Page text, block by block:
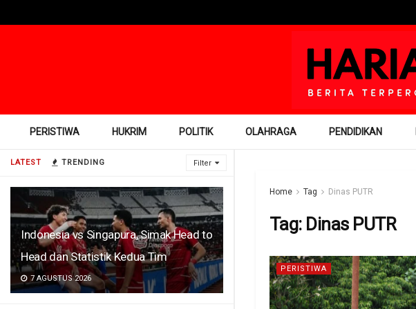
LATEST TRENDING Filter
Indonesia vs Singapura, Simak Head to
Head dan Statistik Kedua Tim
7 AGUSTUS 2026
PERISTIWA HUKRIM POLITIK OLAHRAGA PENDIDIKAN
Home Tag Dinas PUTR
Tag: Dinas PUTR
PERISTIWA